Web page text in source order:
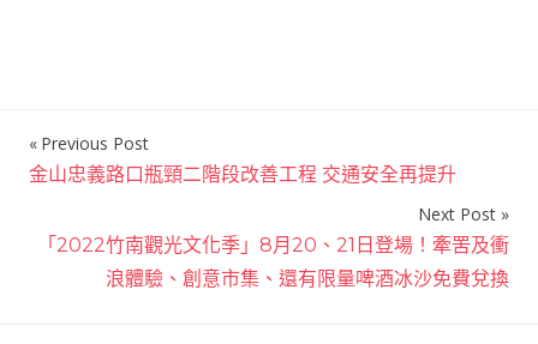
文
章
導
Previous Post
金山忠義路口瓶頸二階段改善工程 交通安全再提升
Next Post
「2022竹南觀光文化季」8月20、21日登場！牽罟及衝
浪體驗、創意市集、還有限量啤酒冰沙免費兌換